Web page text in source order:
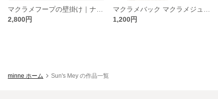
2,800円
1,200円
minne ホーム Sun's Mey の作品一覧